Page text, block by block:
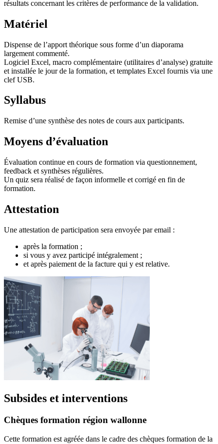
résultats concernant les critères de performance de la validation.
Matériel
Dispense de l’apport théorique sous forme d’un diaporama
largement commenté.
Logiciel Excel, macro complémentaire (utilitaires d’analyse) gratuite
et installée le jour de la formation, et templates Excel fournis via une
clef USB.
Syllabus
Remise d’une synthèse des notes de cours aux participants.
Moyens d’évaluation
Évaluation continue en cours de formation via questionnement,
feedback et synthèses régulières.
Un quiz sera réalisé de façon informelle et corrigé en fin de
formation.
Attestation
Une attestation de participation sera envoyée par email :
après la formation ;
si vous y avez participé intégralement ;
et après paiement de la facture qui y est relative.
Subsides et interventions
Chèques formation région wallonne
Cette formation est agréée dans le cadre des chèques formation de la